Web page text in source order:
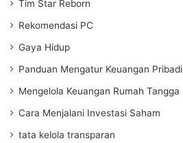
Tim Star Reborn
Rekomendasi PC
Gaya Hidup
Panduan Mengatur Keuangan Pribadi
Mengelola Keuangan Rumah Tangga
Cara Menjalani Investasi Saham
tata kelola transparan